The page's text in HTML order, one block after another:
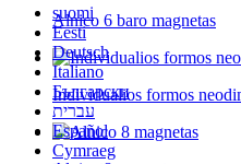
suomi
Eesti
Deutsch
Italiano
Български
עברית
Español
Cymraeg
Alnico 6 baro magnetas
Individualios formos